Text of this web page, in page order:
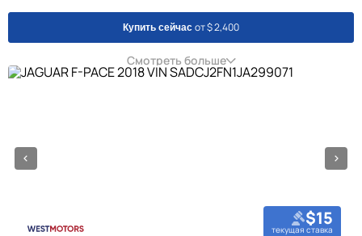
Купить сейчас от $ 2,400
Смотреть больше
$15
текущая ставка